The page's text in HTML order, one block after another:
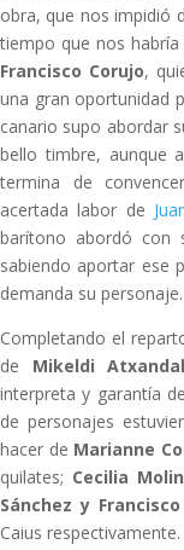
obra, que nos impidió
tiempo que nos
Francisco Corujo,
una gran oportunidad
canario supo abordar
bello timbre, aunque
termina de
acertada labor de
barítono abordó con
sabiendo aportar ese
demanda su personaje.
Completando el
de Mikeldi
interpreta y garantía
de personajes
hacer de Marianne
quilates; Cecilia
Sánchez y
Caius respectivamente.